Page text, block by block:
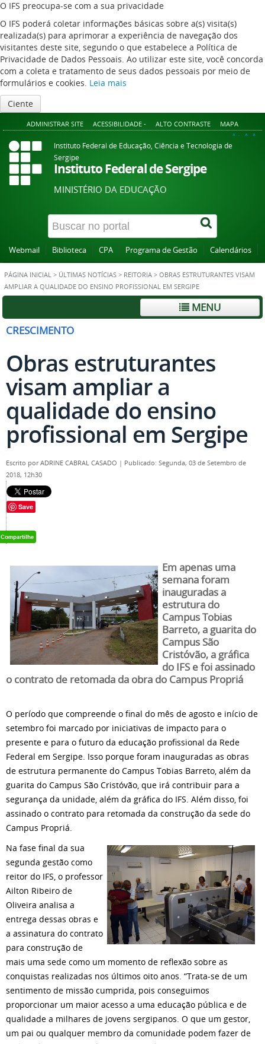
O IFS preocupa-se com a sua privacidade
O IFS poderá coletar informações básicas sobre a(s) visita(s)
realizada(s) para aprimorar a experiência de navegação dos
visitantes deste site, segundo o que estabelece a Política de
Privacidade de Dados Pessoais. Ao utilizar este site, você concorda
com a coleta e tratamento de seus dados pessoais por meio de
formulários e cookies. Leia mais
Ciente
ADMINISTRAR SITE ACESSIBILIDADE - ALTO CONTRASTE MAPA
A+ A A-
Instituto Federal de Educação, Ciência e Tecnologia de
Sergipe
Instituto Federal de Sergipe
MINISTÉRIO DA EDUCAÇÃO
Webmail Biblioteca CPA Programa de Gestão Calendários
PÁGINA INICIAL > ÚLTIMAS NOTÍCIAS > REITORIA > OBRAS ESTRUTURANTES VISAM
AMPLIAR A QUALIDADE DO ENSINO PROFISSIONAL EM SERGIPE
MENU
CRESCIMENTO
Obras estruturantes
visam ampliar a
qualidade do ensino
profissional em Sergipe
Escrito porADRINE CABRAL CASADO | Publicado: Segunda, 03 de Setembro de
2018, 12h30
Save
Em apenas uma
semana foram
inauguradas a
estrutura do
Campus Tobias
Barreto, a guarita do
Campus São
Cristóvão, a gráfica
do IFS e foi assinado
o contrato de retomada da obra do Campus Propriá
O período que compreende o final do mês de agosto e início de
setembro foi marcado por iniciativas de impacto para o
presente e para o futuro da educação profissional da Rede
Federal em Sergipe. Isso porque foram inauguradas as obras
de estrutura permanente do Campus Tobias Barreto, além da
guarita do Campus São Cristóvão, que irá contribuir para a
segurança da unidade, além da gráfica do IFS. Além disso, foi
assinado o contrato para retomada da construção da sede do
Campus Propriá.
Na fase final da sua
segunda gestão como
reitor do IFS, o professor
Ailton Ribeiro de
Oliveira analisa a
entrega dessas obras e
a assinatura do contrato
para construção de
mais uma sede como um momento de reflexão sobre as
conquistas realizadas nos últimos oito anos. “Trata-se de um
sentimento de missão cumprida, pois conseguimos
proporcionar um maior acesso a uma educação pública e de
qualidade a milhares de jovens sergipanos. O que um gestor,
um pai ou qualquer membro da comunidade podem fazer de